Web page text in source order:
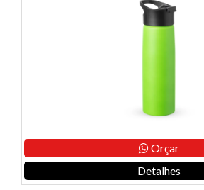
Orçar
Detalhes